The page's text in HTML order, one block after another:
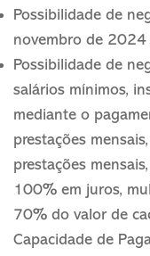
Possibilidade de
novembro de
Possibilidade de
salários mínimos,
mediante o
prestações
prestações
100% em juros,
70% do valor de
Capacidade de